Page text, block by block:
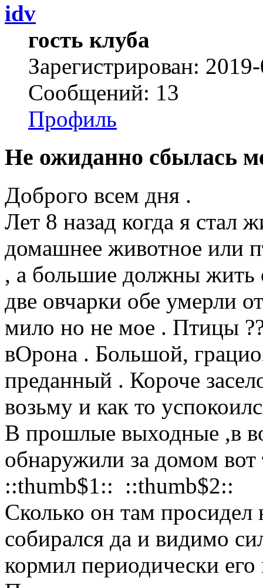
idv
гость клуба
Зарегистрирован:
Сообщений: 13
Профиль
Не ожиданно сбылась
Доброго всем дня .
Лет 8 назад когда я стал
домашнее животное или
, а большие должны жить
две овчарки обе умерли
мило но не мое . Птицы
вОрона . Большой,
преданный . Короче
возьму и как то
В прошлые выходные ,в
обнаружили за домом вот
::thumb$1:: ::thumb$2::
Сколько он там просидел
собирался да и видимо
кормил периодически